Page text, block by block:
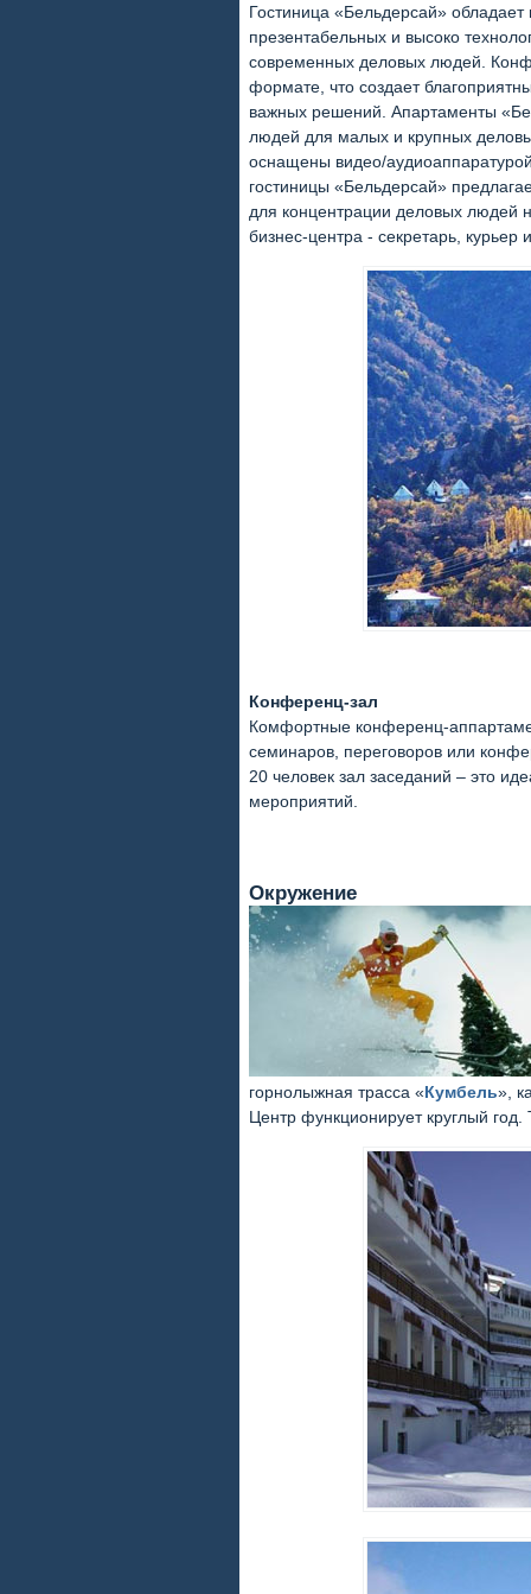
Гостиница «Бельдерсай»
презентабельных и высоко
современных деловых людей.
формате, что создает
важных решений. Апартаменты
людей для малых и крупных
оснащены видео/
гостиницы «Бельдерсай»
для концентрации деловых людей
бизнес-центра - секретарь,
Конференц-зал
Комфортные конференц-
семинаров, переговоров или
20 человек зал заседаний – это
мероприятий.
Окружение
горнолыжная трасса «Кумбель»,
Центр функционирует круглый